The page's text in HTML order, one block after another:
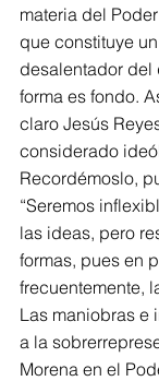
materia del
que constituye
desalentador
forma es fondo.
claro Jesús
considerado
Recordémoslo,
“Seremos
las ideas, pero
formas, pues en
frecuentemente,
Las maniobras e
a la
Morena en el